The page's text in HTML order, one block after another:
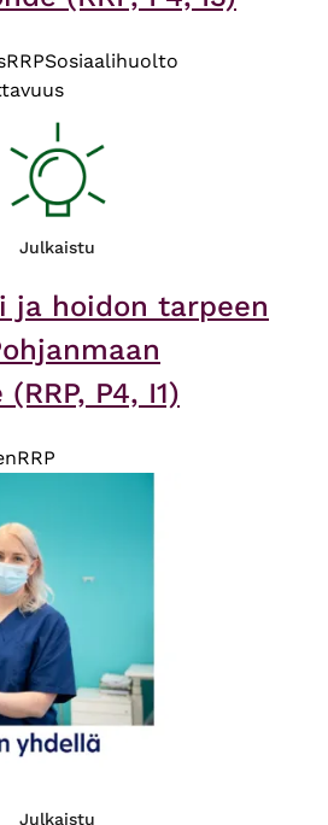
RRPSosiaalihuolto
Julkaistu
ja hoidon tarpeen
P4, I1)
RRP
Julkaistu